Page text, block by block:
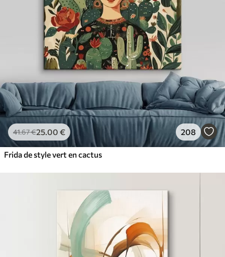
41.67€25.00 € 208
Frida de style vert en cactus